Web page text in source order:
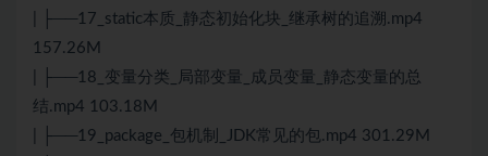
| ├──17_static本质_静态初始化块_继承树的追溯.mp4
157.26M
| ├──18_变量分类_局部变量_成员变量_静态变量的总
结.mp4 103.18M
| ├──19_package_包机制_JDK常见的包.mp4 301.29M